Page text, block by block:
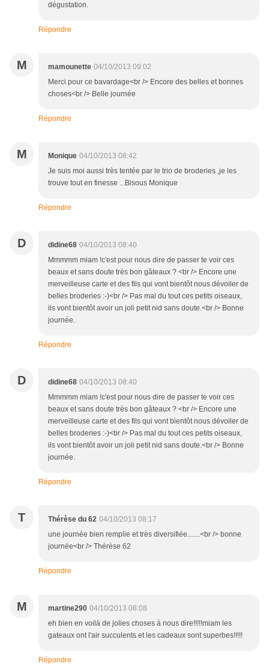
dégustation.
Répondre
M mamounette 04/10/2013 09:02
Merci pour ce bavardage<br /> Encore des belles et bonnes
choses<br /> Belle journée
Répondre
M Monique 04/10/2013 08:42
Je suis moi aussi très tentée par le trio de broderies ,je les
trouve tout en finesse ...Bisous Monique
Répondre
D didine68 04/10/2013 08:40
Mmmmm miam !c'est pour nous dire de passer te voir ces
beaux et sans doute très bon gâteaux ? <br /> Encore une
merveilleuse carte et des fils qui vont bientôt nous dévoiler de
belles broderies :-)<br /> Pas mal du tout ces petits oiseaux,
ils vont bientôt avoir un joli petit nid sans doute.<br /> Bonne
journée.
Répondre
D didine68 04/10/2013 08:40
Mmmmm miam !c'est pour nous dire de passer te voir ces
beaux et sans doute très bon gâteaux ? <br /> Encore une
merveilleuse carte et des fils qui vont bientôt nous dévoiler de
belles broderies :-)<br /> Pas mal du tout ces petits oiseaux,
ils vont bientôt avoir un joli petit nid sans doute.<br /> Bonne
journée.
Répondre
T Thérèse du 62 04/10/2013 08:17
une journée bien remplie et très diversifiée.......<br /> bonne
journée<br /> Thérèse 62
Répondre
M martine290 04/10/2013 08:08
eh bien en voilà de jolies choses à nous dire!!!!!miam les
gateaux ont l'air succulents et les cadeaux sont superbes!!!!!
Répondre